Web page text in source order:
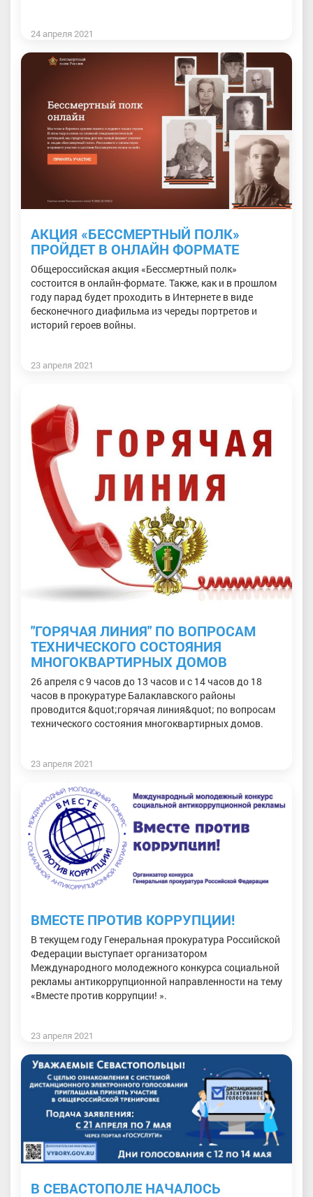
24 апреля 2021
АКЦИЯ «БЕССМЕРТНЫЙ ПОЛК»
ПРОЙДЕТ В ОНЛАЙН ФОРМАТЕ
Общероссийская акция «Бессмертный полк»
состоится в онлайн-формате. Также, как и в прошлом
году парад будет проходить в Интернете в виде
бесконечного диафильма из череды портретов и
историй героев войны.
23 апреля 2021
"ГОРЯЧАЯ ЛИНИЯ" ПО ВОПРОСАМ
ТЕХНИЧЕСКОГО СОСТОЯНИЯ
МНОГОКВАРТИРНЫХ ДОМОВ
26 апреля с 9 часов до 13 часов и с 14 часов до 18
часов в прокуратуре Балаклавского районы
проводится &quot;горячая линия&quot; по вопросам
технического состояния многоквартирных домов.
23 апреля 2021
ВМЕСТЕ ПРОТИВ КОРРУПЦИИ!
В текущем году Генеральная прокуратура Российской
Федерации выступает организатором
Международного молодежного конкурса социальной
рекламы антикоррупционной направленности на тему
«Вместе против коррупции! ».
23 апреля 2021
В СЕВАСТОПОЛЕ НАЧАЛОСЬ